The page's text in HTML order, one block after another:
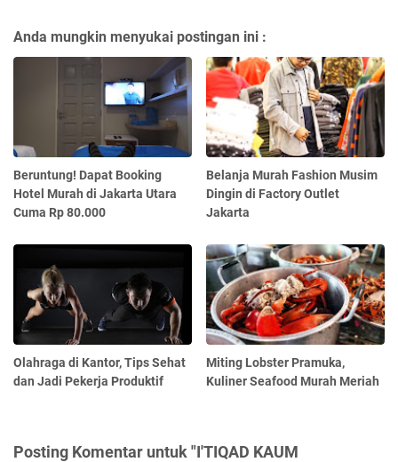
Anda mungkin menyukai postingan ini :
Beruntung! Dapat Booking
Hotel Murah di Jakarta Utara
Cuma Rp 80.000
Belanja Murah Fashion Musim
Dingin di Factory Outlet
Jakarta
Olahraga di Kantor, Tips Sehat
dan Jadi Pekerja Produktif
Miting Lobster Pramuka,
Kuliner Seafood Murah Meriah
Posting Komentar untuk "I'TIQAD KAUM